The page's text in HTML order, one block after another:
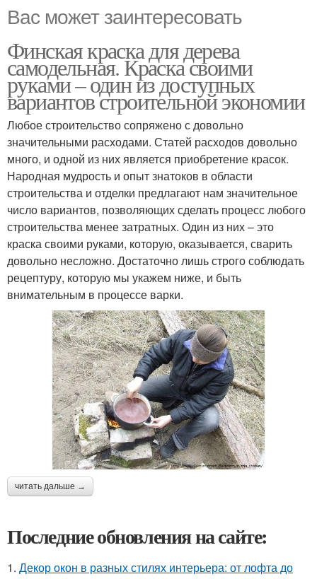
Вас может заинтересовать
Финская краска для дерева
самодельная. Краска своими
руками – один из доступных
вариантов строительной экономии
Любое строительство сопряжено с довольно
значительными расходами. Статей расходов довольно
много, и одной из них является приобретение красок.
Народная мудрость и опыт знатоков в области
строительства и отделки предлагают нам значительное
число вариантов, позволяющих сделать процесс любого
строительства менее затратных. Один из них – это
краска своими руками, которую, оказывается, сварить
довольно несложно. Достаточно лишь строго соблюдать
рецептуру, которую мы укажем ниже, и быть
внимательным в процессе варки.
читать дальше →
Последние обновления на сайте:
1. Декор окон в разных стилях интерьера: от лофта до